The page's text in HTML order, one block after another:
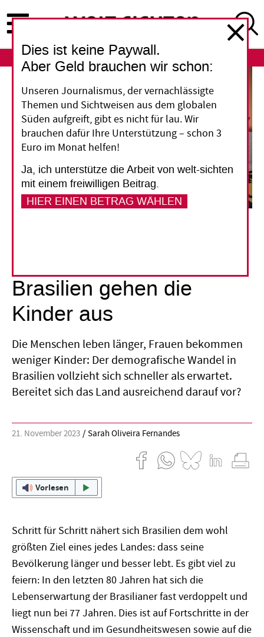
zum
Inhalt
ABO
Brasilien gehen die
Kinder aus
Die Menschen leben länger, Frauen bekommen
weniger Kinder: Der demografische Wandel in
Brasilien vollzieht sich schneller als erwartet.
Bereitet sich das Land ausreichend darauf vor?
21. November 2023 Sarah Oliveira Fernandes
Vorlesen
Schritt für Schritt nähert sich Brasilien dem wohl
größten Ziel eines jedes Landes: dass seine
Bevölkerung länger und besser lebt. Es gibt viel zu
feiern: In den letzten 80 Jahren hat sich die
Lebenserwartung der Brasilianer fast verdoppelt und
liegt nun bei 77 Jahren. Dies ist auf Fortschritte in der
Wissenschaft und im Gesundheitswesen sowie auf die
Dies ist keine Paywall.
Aber Geld brauchen wir schon:
Unseren Journalismus, der vernachlässigte
Themen und Sichtweisen aus dem globalen
Süden aufgreift, gibt es nicht für lau. Wir
brauchen dafür Ihre Unterstützung – schon 3
Euro im Monat helfen!
Ja, ich unterstütze die Arbeit von welt-sichten
mit einem freiwilligen Beitrag.
HIER EINEN BETRAG WÄHLEN